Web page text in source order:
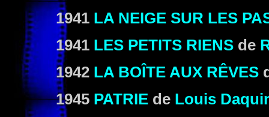
1941 LA NEIGE SUR LES
1941 LES PETITS RIENS de
1942 LA BOÎTE AUX RÊVES
1945 PATRIE de Louis